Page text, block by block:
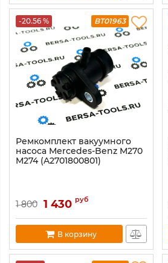
-20.56 % BT01963
Ремкомплект вакуумного
насоса Mercedes-Benz M270
M274 (A2701800801)
1 800 1 430 руб
В корзину